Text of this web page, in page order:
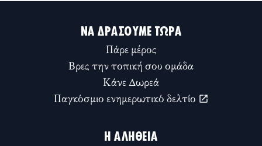
ΝΑ ΔΡΆΣΟΥΜΕ ΤΏΡΑ
Πάρε μέρος
Βρες την τοπική σου ομάδα
Κάνε Δωρεά
Παγκόσμιο ενημερωτικό δελτίο
Η ΑΛΉΘΕΙΑ